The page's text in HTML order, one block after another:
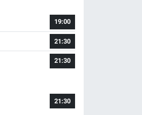
19:00
21:30
21:30
21:30